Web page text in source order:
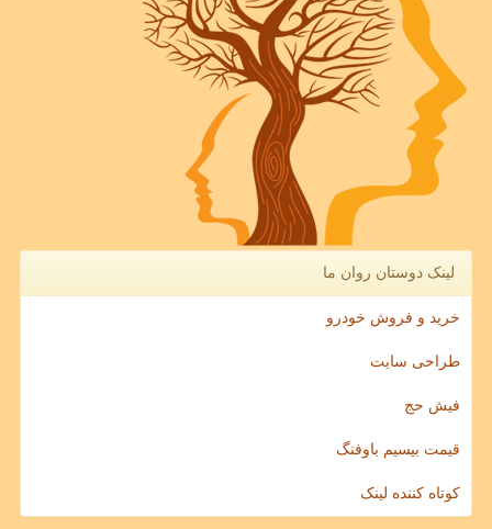
لینک دوستان روان ما
خرید و فروش خودرو
طراحی سایت
فیش حج
قیمت بیسیم باوفنگ
کوتاه کننده لینک